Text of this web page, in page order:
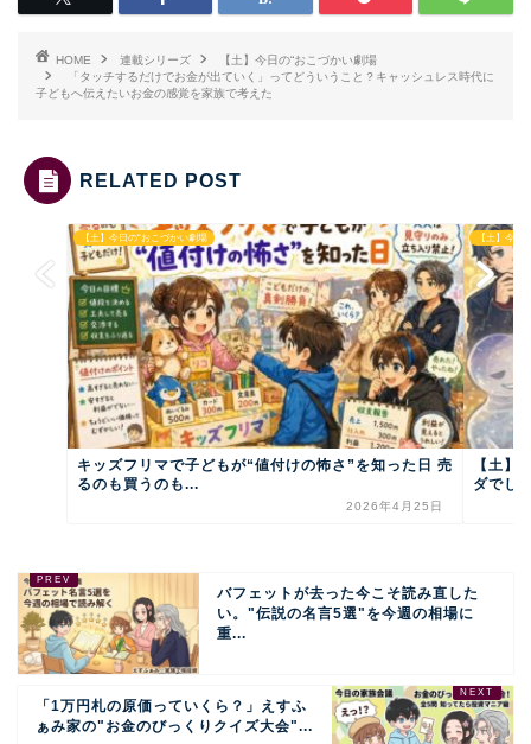
HOME 連載シリーズ
【土】今日の“おこづかい劇場
「タッチするだけでお金が出ていく」ってどういうこと？キャッシュレス時代に
子どもへ伝えたいお金の感覚を家族で考えた
RELATED POST
【土】今日の“おこづかい劇場
キッズフリマで子どもが“値付けの怖さ”を知った日 売
るのも買うのも...
2026年4月25日
【土】今日
【土】
ダでし
バフェットが去った今こそ読み直した
い。"伝説の名言5選"を今週の相場に
重...
「1万円札の原価っていくら？」えすふ
ぁみ家の"お金のびっくりクイズ大会"...